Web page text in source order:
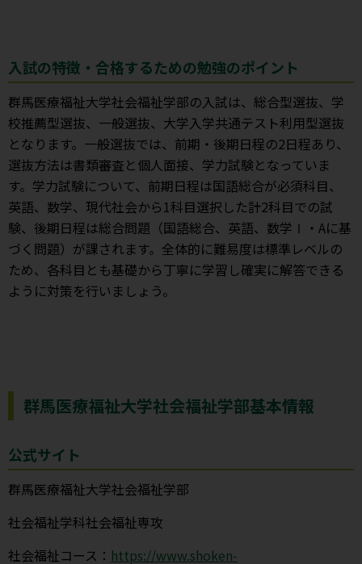
入試の特徴・合格するための勉強のポイント
群馬医療福祉大学社会福祉学部の入試は、総合型選抜、学
校推薦型選抜、一般選抜、大学入学共通テスト利用型選抜
となります。一般選抜では、前期・後期日程の2日程あり、
選抜方法は書類審査と個人面接、学力試験となっていま
す。学力試験について、前期日程は国語総合が必須科目、
英語、数学、現代社会から1科目選択した計2科目での試
験、後期日程は総合問題（国語総合、英語、数学Ⅰ・Aに基
づく問題）が課されます。全体的に難易度は標準レベルの
ため、各科目とも基礎から丁寧に学習し確実に解答できる
ように対策を行いましょう。
群馬医療福祉大学社会福祉学部基本情報
公式サイト
群馬医療福祉大学社会福祉学部
社会福祉学科社会福祉専攻
社会福祉コース： https://www.shoken-